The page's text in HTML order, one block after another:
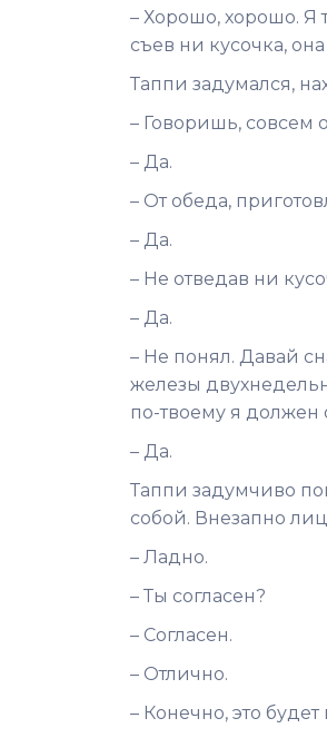
– Хорошо, хорошо. Я
съев ни кусочка,
Таппи задумался,
– Говоришь, совсем
– Да.
– От обеда,
– Да.
– Не отведав ни
– Да.
– Не понял. Давай
железы
по-твоему я должен
– Да.
Таппи задумчиво
собой. Внезапно
– Ладно.
– Ты согласен?
– Согласен.
– Отлично.
– Конечно, это будет